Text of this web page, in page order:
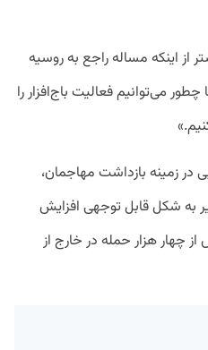
از اینکه مساله راجع به روسیه
می‌توانیم فعالیت باج‌افزار را
در زمینه بازداشت مهاجمان،
به شکل قابل توجهی افزایش
گذشته بیش از چهار هزار حمله در خارج از